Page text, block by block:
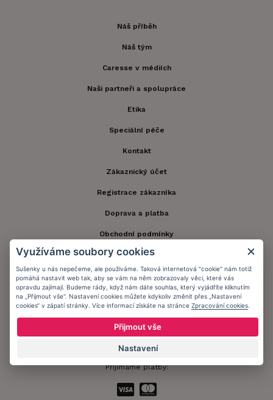
Náš příběh
Náš tým
Caresse v médiích
Naši partneři a spolupráce
Etika
Speciální péče
Kontakt
Zákaznický účet
Registrace zákazníka
Doprava a platba
Obchodní podmínky
Ochrana osobních údajů
Informační memorandum
Zůstaňte s námi v kontaktu.
Přijímáme platby:
Využíváme soubory cookies
Sušenky u nás nepečeme, ale používáme. Taková internetová "cookie" nám totiž
pomáhá nastavit web tak, aby se vám na něm zobrazovaly věci, které vás
opravdu zajímají. Budeme rády, když nám dáte souhlas, který vyjádříte kliknutím
na „Přijmout vše“. Nastavení cookies můžete kdykoliv změnit přes „Nastavení
cookies“ v zápatí stránky. Více informací získáte na stránce Zpracování cookies
Přijmout vše
Nastavení